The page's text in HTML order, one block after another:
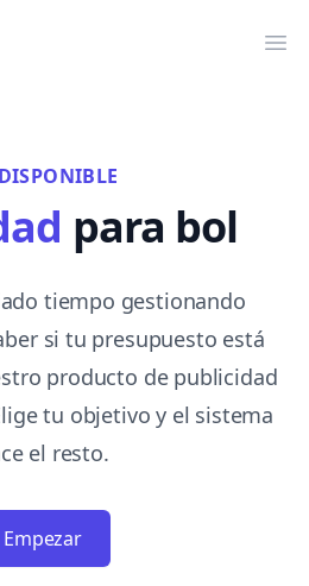
para bol
tiempo gestionando
si tu presupuesto está
producto de publicidad
tu objetivo y el sistema
el resto.
Empezar